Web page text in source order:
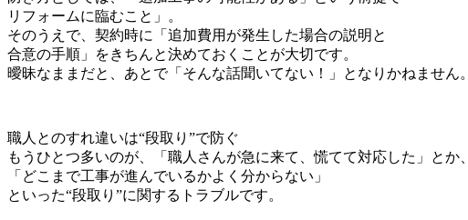
リフォームに臨むこと」。
そのうえで、契約時に「追加費用が発生した場合の説明と
合意の手順」をきちんと決めておくことが大切です。
曖昧なままだと、あとで「そんな話聞いてない！」となりかねません。
職人とのすれ違いは“段取り”で防ぐ
もうひとつ多いのが、「職人さんが急に来て、慌てて対応した」とか、
「どこまで工事が進んでいるかよく分からない」
といった“段取り”に関するトラブルです。